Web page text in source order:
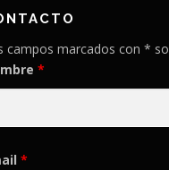
campos marcados con *
*
*